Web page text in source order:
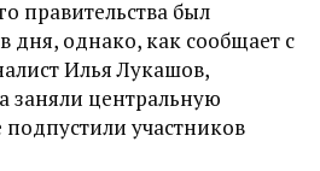
правительства был
дня, однако, как сообщает с
Илья Лукашов,
заняли центральную
участников